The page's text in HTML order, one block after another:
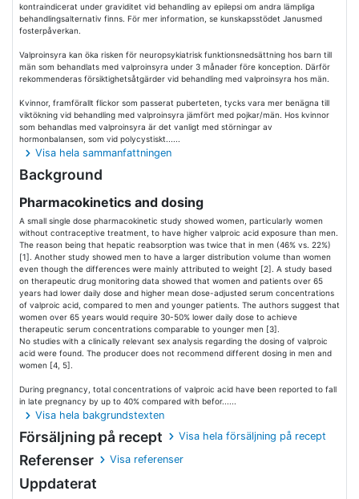
kontraindicerat under graviditet vid behandling av epilepsi om andra lämpliga
behandlingsalternativ finns. För mer information, se kunskapsstödet Janusmed
fosterpåverkan.
Valproinsyra kan öka risken för neuropsykiatrisk funktionsnedsättning hos barn till
män som behandlats med valproinsyra under 3 månader före konception. Därför
rekommenderas försiktighetsåtgärder vid behandling med valproinsyra hos män.
Kvinnor, framförallt flickor som passerat puberteten, tycks vara mer benägna till
viktökning vid behandling med valproinsyra jämfört med pojkar/män. Hos kvinnor
som behandlas med valproinsyra är det vanligt med störningar av
hormonbalansen, som vid polycystiskt......
Visa hela sammanfattningen
Background
Pharmacokinetics and dosing
A small single dose pharmacokinetic study showed women, particularly women
without contraceptive treatment, to have higher valproic acid exposure than men.
The reason being that hepatic reabsorption was twice that in men (46% vs. 22%)
[1]. Another study showed men to have a larger distribution volume than women
even though the differences were mainly attributed to weight [2]. A study based
on therapeutic drug monitoring data showed that women and patients over 65
years had lower daily dose and higher mean dose-adjusted serum concentrations
of valproic acid, compared to men and younger patients. The authors suggest that
women over 65 years would require 30-50% lower daily dose to achieve
therapeutic serum concentrations comparable to younger men [3].
No studies with a clinically relevant sex analysis regarding the dosing of valproic
acid were found. The producer does not recommend different dosing in men and
women [4, 5].
During pregnancy, total concentrations of valproic acid have been reported to fall
in late pregnancy by up to 40% compared with befor......
Visa hela bakgrundstexten
Försäljning på recept Visa hela försäljning på recept
Referenser Visa referenser
Uppdaterat